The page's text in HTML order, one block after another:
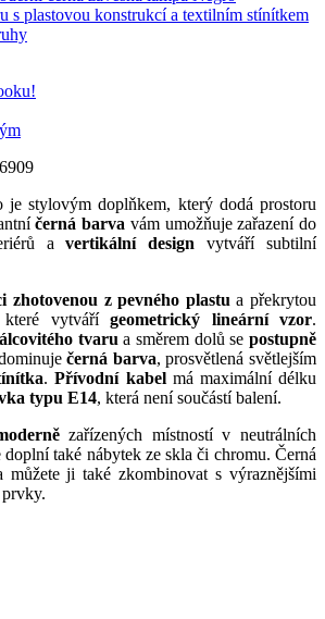
je stylovým doplňkem, který dodá prostoru
černá barva vám umožňuje zařazení do
avertikální design vytváří subtilní
zhotovenou z pevného plastu a překrytou
vytváří geometrický lineární vzor.
tvaru a směrem dolů sepostupně
černá barva, prosvětlená světlejším
.Přívodní kabelmá maximální délku
typu E14, která není součástí balení.
zařízených místností v neutrálních
také nábytek ze skla či chromu. Černá
můžete ji také zkombinovat s výraznějšími